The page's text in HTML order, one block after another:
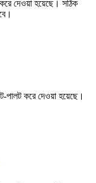
করে দেওয়া হয়েছে। সঠিক
পালট করে দেওয়া হয়েছে।